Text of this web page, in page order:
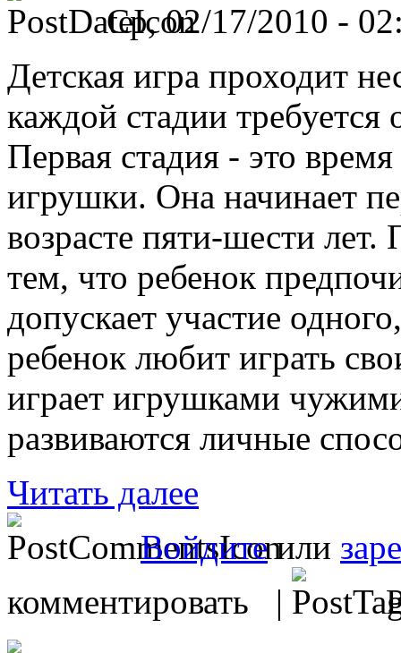
Ср, 02/17/2010 -
Детская игра проходит
каждой стадии требуется
Первая стадия - это
игрушки. Она начинает
возрасте пяти-шести лет.
тем, что ребенок
допускает участие
ребенок любит играть
играет игрушками
развиваются личные
Читать далее
Войдитеили
комментировать |